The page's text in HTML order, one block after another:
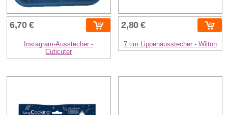
6,70 €
Instagram-Ausstecher -
Cuticuter
2,80 €
7 cm Lippenausstecher - Wilton